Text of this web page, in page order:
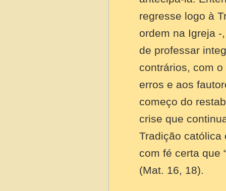
regresse logo à
ordem na Igreja
de professar
contrários, com
erros e aos
começo do
crise que
Tradição católica
com fé certa que
(Mat. 16, 18).